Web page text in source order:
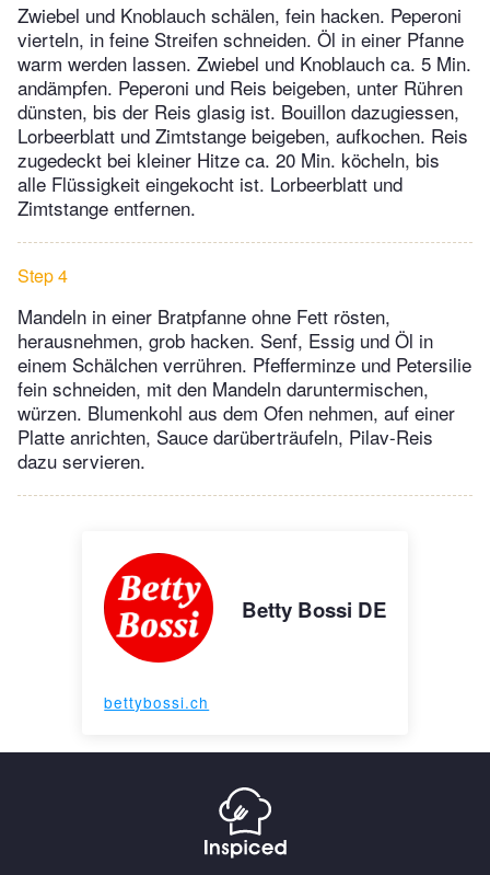
Zwiebel und Knoblauch schälen, fein hacken. Peperoni
vierteln, in feine Streifen schneiden. Öl in einer Pfanne
warm werden lassen. Zwiebel und Knoblauch ca. 5 Min.
andämpfen. Peperoni und Reis beigeben, unter Rühren
dünsten, bis der Reis glasig ist. Bouillon dazugiessen,
Lorbeerblatt und Zimtstange beigeben, aufkochen. Reis
zugedeckt bei kleiner Hitze ca. 20 Min. köcheln, bis
alle Flüssigkeit eingekocht ist. Lorbeerblatt und
Zimtstange entfernen.
Step 4
Mandeln in einer Bratpfanne ohne Fett rösten,
herausnehmen, grob hacken. Senf, Essig und Öl in
einem Schälchen verrühren. Pfefferminze und Petersilie
fein schneiden, mit den Mandeln daruntermischen,
würzen. Blumenkohl aus dem Ofen nehmen, auf einer
Platte anrichten, Sauce darüberträufeln, Pilav-Reis
dazu servieren.
Betty Bossi DE
bettybossi.ch